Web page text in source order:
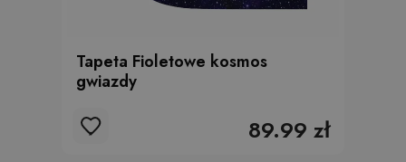
Tapeta Fioletowe kosmos
gwiazdy
89.99 zł